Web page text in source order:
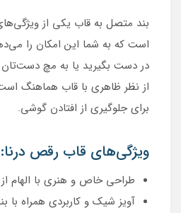
بند متصل به قاب یکی از
است که به شما این امکان را
در دست بگیرید یا به مچ دست‌تان
از نظر ظاهری با قاب هماهنگ
برای جلوگیری از افتادن گوشی.
ویژگی‌های قاب رقص درنا:
طراحی خاص و هنری با الهام
آویز شیک و کاربردی همراه با